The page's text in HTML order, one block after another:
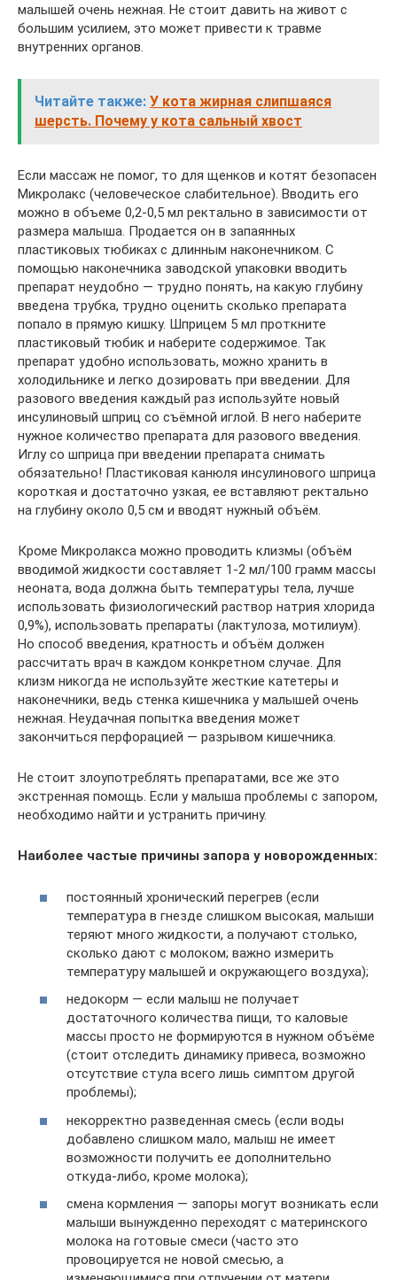
малышей очень нежная. Не стоит давить на живот с
большим усилием, это может привести к травме
внутренних органов.
Читайте также: У кота жирная слипшаяся
шерсть. Почему у кота сальный хвост
Если массаж не помог, то для щенков и котят безопасен
Микролакс (человеческое слабительное). Вводить его
можно в объеме 0,2-0,5 мл ректально в зависимости от
размера малыша. Продается он в запаянных
пластиковых тюбиках с длинным наконечником. С
помощью наконечника заводской упаковки вводить
препарат неудобно — трудно понять, на какую глубину
введена трубка, трудно оценить сколько препарата
попало в прямую кишку. Шприцем 5 мл проткните
пластиковый тюбик и наберите содержимое. Так
препарат удобно использовать, можно хранить в
холодильнике и легко дозировать при введении. Для
разового введения каждый раз используйте новый
инсулиновый шприц со съёмной иглой. В него наберите
нужное количество препарата для разового введения.
Иглу со шприца при введении препарата снимать
обязательно! Пластиковая канюля инсулинового шприца
короткая и достаточно узкая, ее вставляют ректально
на глубину около 0,5 см и вводят нужный объём.
Кроме Микролакса можно проводить клизмы (объём
вводимой жидкости составляет 1-2 мл/100 грамм массы
неоната, вода должна быть температуры тела, лучше
использовать физиологический раствор натрия хлорида
0,9%), использовать препараты (лактулоза, мотилиум).
Но способ введения, кратность и объём должен
рассчитать врач в каждом конкретном случае. Для
клизм никогда не используйте жесткие катетеры и
наконечники, ведь стенка кишечника у малышей очень
нежная. Неудачная попытка введения может
закончиться перфорацией — разрывом кишечника.
Не стоит злоупотреблять препаратами, все же это
экстренная помощь. Если у малыша проблемы с запором,
необходимо найти и устранить причину.
Наиболее частые причины запора у новорожденных:
постоянный хронический перегрев (если
температура в гнезде слишком высокая, малыши
теряют много жидкости, а получают столько,
сколько дают с молоком; важно измерить
температуру малышей и окружающего воздуха);
недокорм — если малыш не получает
достаточного количества пищи, то каловые
массы просто не формируются в нужном объёме
(стоит отследить динамику привеса, возможно
отсутствие стула всего лишь симптом другой
проблемы);
некорректно разведенная смесь (если воды
добавлено слишком мало, малыш не имеет
возможности получить ее дополнительно
откуда-либо, кроме молока);
смена кормления — запоры могут возникать если
малыши вынужденно переходят с материнского
молока на готовые смеси (часто это
провоцируется не новой смесью, а